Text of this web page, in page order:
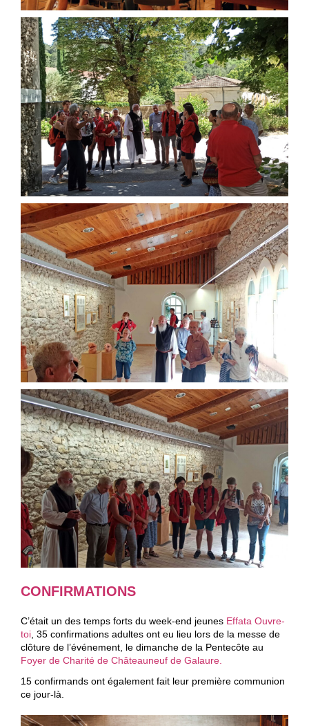
CONFIRMATIONS
C’était un des temps forts du week-end jeunes Effata Ouvre-
toi, 35 confirmations adultes ont eu lieu lors de la messe de
clôture de l’événement, le dimanche de la Pentecôte au
Foyer de Charité de Châteauneuf de Galaure.
15 confirmands ont également fait leur première communion
ce jour-là.